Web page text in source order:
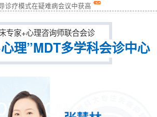
诊疗模式在疑难病会议中获高
专家+心理咨询师联合会诊
理”MDT多学科会诊中心